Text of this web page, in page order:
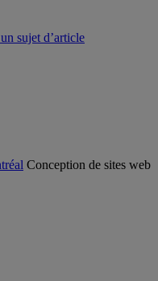
sujet d’article
Conception de sites web